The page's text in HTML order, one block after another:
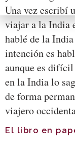
Una vez escribí
viajar a la India
hablé de la
intención es
aunque es difícil
en la India lo
de forma
viajero
El libro en